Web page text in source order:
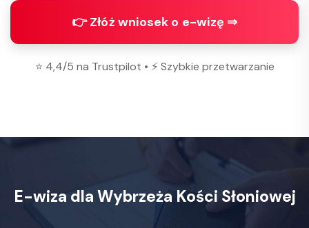
👉 Złóż wniosek o e-wizę ⇒
⭐ 4,4/5 na Trustpilot • ⚡ Szybkie przetwarzanie
E-wiza dla Wybrzeża Kości Słoniowej